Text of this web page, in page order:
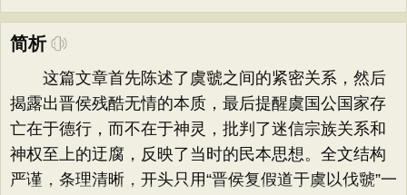
简析
这篇文章首先陈述了虞虢之间的紧密关系，然后
揭露出晋侯残酷无情的本质，最后提醒虞国公国家存
亡在于德行，而不在于神灵，批判了迷信宗族关系和
神权至上的迂腐，反映了当时的民本思想。全文结构
严谨，条理清晰，开头只用“晋侯复假道于虞以伐虢”一